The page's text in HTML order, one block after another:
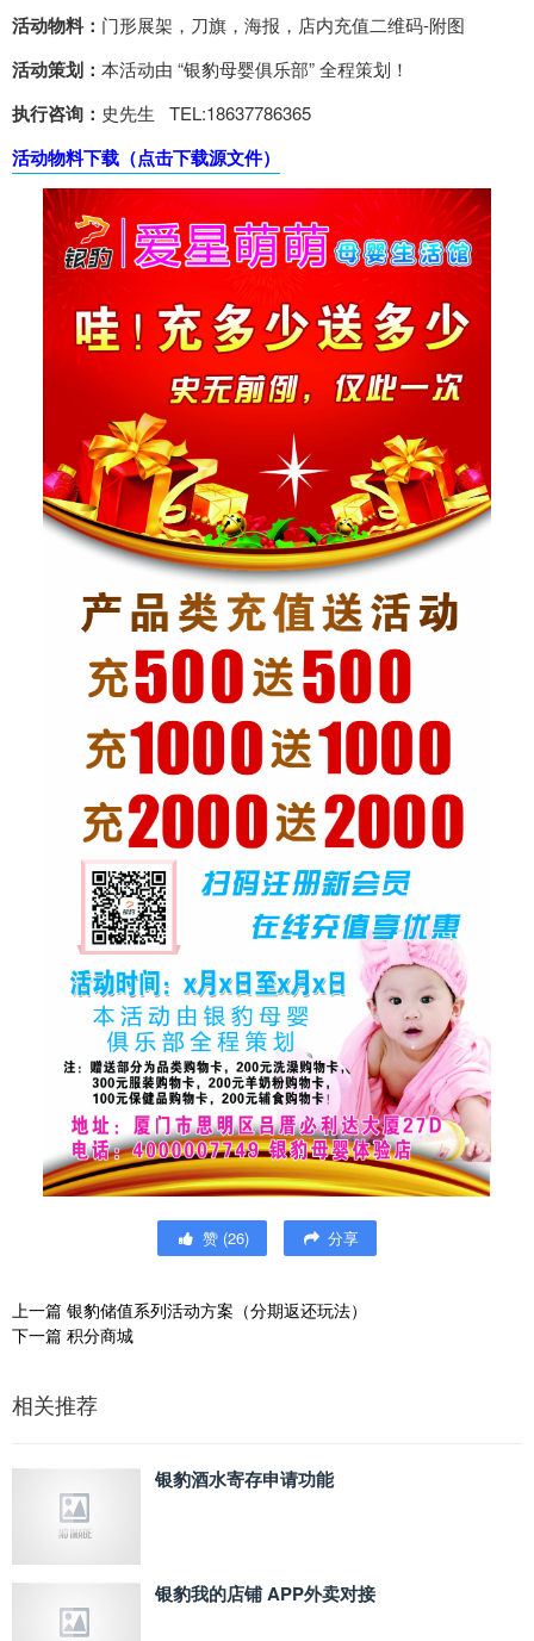
活动物料： 门形展架，刀旗，海报，店内充值二维码-附图
活动策划： 本活动由 “银豹母婴俱乐部” 全程策划！
执行咨询： 史先生 TEL:18637786365
活动物料下载（点击下载源文件）
赞 (26) 分享
上一篇 银豹储值系列活动方案（分期返还玩法）
下一篇 积分商城
相关推荐
银豹酒水寄存申请功能
银豹我的店铺 APP外卖对接